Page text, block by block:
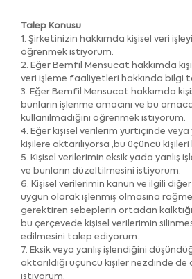
Talep Konusu
1. Şirketinizin hakkımda kişisel veri
öğrenmek istiyorum.
2. Eğer Bemfil Mensucat hakkımda
veri işleme faaliyetleri hakkında bilgi
3. Eğer Bemfil Mensucat hakkımda
bunların işlenme amacını ve bu
kullanılmadığını öğrenmek istiyorum.
4. Eğer kişisel verilerim yurtiçinde veya
kişilere aktarılıyorsa ,bu üçüncü
5. Kişisel verilerimin eksik yada yanlış
ve bunların düzeltilmesini istiyorum.
6. Kişisel verilerimin kanun ve ilgili
uygun olarak işlenmiş olmasına
gerektiren sebeplerin ortadan
bu çerçevede kişisel verilerimin
edilmesini talep ediyorum.
7. Eksik veya yanlış işlendiğini
aktarıldığı üçüncü kişiler nezdinde
istiyorum.